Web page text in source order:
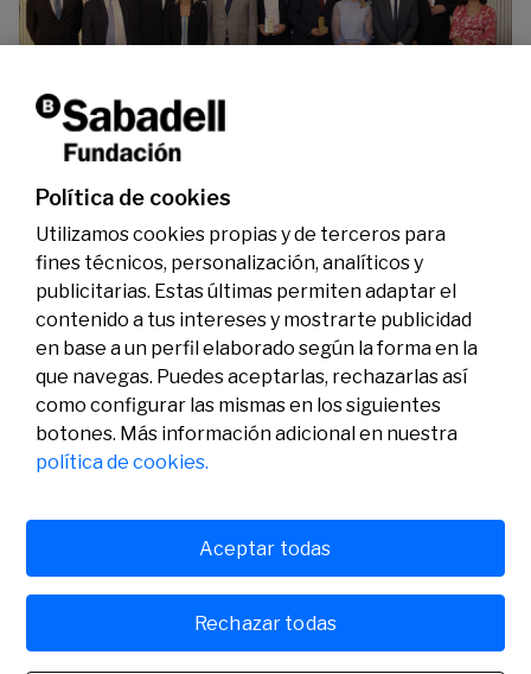
La Fundación Banco Sabadell reconoce a dos
investigadores en los ámbitos de la edición del
genoma y la energía limpia
07/07/2026 Premios
Legal
Aviso legal
Política de privacidad
Actividad
Convocatorias
Premios
Social
© Fundación Banco Sabadell 2024 todos los derechos
Política de cookies
Utilizamos cookies propias y de terceros para
fines técnicos, personalización, analíticos y
publicitarias. Estas últimas permiten adaptar el
contenido a tus intereses y mostrarte publicidad
en base a un perfil elaborado según la forma en la
que navegas. Puedes aceptarlas, rechazarlas así
como configurar las mismas en los siguientes
botones. Más información adicional en nuestra
política de cookies.
Rechazar todas
Aceptar todas